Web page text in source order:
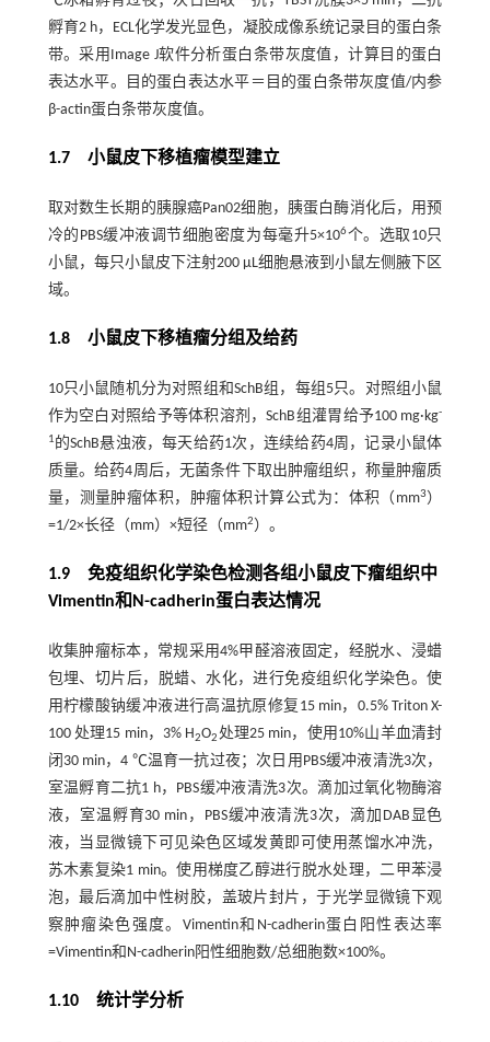
孵育2 h，ECL化学发光显色，凝胶成像系统记录目的蛋白条
带。采用Image J软件分析蛋白条带灰度值，计算目的蛋白
表达水平。目的蛋白表达水平＝目的蛋白条带灰度值/内参
β-actin蛋白条带灰度值。
1.7 小鼠皮下移植瘤模型建立
取对数生长期的胰腺癌Pan02细胞，胰蛋白酶消化后，用预
冷的PBS缓冲液调节细胞密度为每毫升5×106个。选取10只
小鼠，每只小鼠皮下注射200 μL细胞悬液到小鼠左侧腋下区
域。
1.8 小鼠皮下移植瘤分组及给药
10只小鼠随机分为对照组和SchB组，每组5只。对照组小鼠
作为空白对照给予等体积溶剂，SchB组灌胃给予100 mg·kg-
1 的SchB悬浊液，每天给药1次，连续给药4周，记录小鼠体
质量。给药4周后，无菌条件下取出肿瘤组织，称量肿瘤质
量，测量肿瘤体积，肿瘤体积计算公式为：体积（mm3）
=1/2×长径（mm）×短径（mm2）。
1.9 免疫组织化学染色检测各组小鼠皮下瘤组织中
Vimentin和N-cadherin蛋白表达情况
收集肿瘤标本，常规采用4%甲醛溶液固定，经脱水、浸蜡
包埋、切片后，脱蜡、水化，进行免疫组织化学染色。使
用柠檬酸钠缓冲液进行高温抗原修复15 min，0.5% Triton X-
100 处理15 min，3% H2O2处理25 min，使用10%山羊血清封
闭30 min，4 ℃温育一抗过夜；次日用PBS缓冲液清洗3次，
室温孵育二抗1 h，PBS缓冲液清洗3次。滴加过氧化物酶溶
液，室温孵育30 min，PBS缓冲液清洗3次，滴加DAB显色
液，当显微镜下可见染色区域发黄即可使用蒸馏水冲洗，
苏木素复染1 min。使用梯度乙醇进行脱水处理，二甲苯浸
泡，最后滴加中性树胶，盖玻片封片，于光学显微镜下观
察肿瘤染色强度。Vimentin和N-cadherin蛋白阳性表达率
=Vimentin和N-cadherin阳性细胞数/总细胞数×100%。
1.10 统计学分析